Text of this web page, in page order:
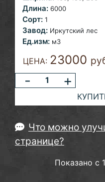
Длина: 6000
Сорт: 1
Завод: Иркутский лес
Ед.изм: м3
ЦЕНА: 23000
- +
Что можно
странице?
Показано с